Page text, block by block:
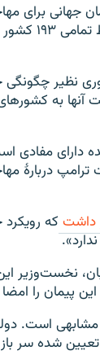
جهانی برای
منظم و مرتب» نام دارد و
نظیر چگونگی
آنها به
دارای مفادی
دربارهٔ
داشت که رویکرد
نخست‌وزیر
پیمان را
مشابهی است.
شده سر